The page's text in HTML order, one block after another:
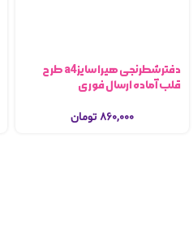
دفترشطرنجی هیرا سایزa4 طرح
قلب آماده ارسال فوری
۸۶۰,۰۰۰ تومان